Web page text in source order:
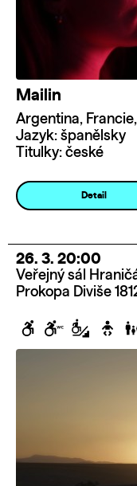
Mailin
Argentina,
Jazyk: španělsky
Titulky: české
Detail
26. 3. 20:00
Veřejný sál
Prokopa Diviše